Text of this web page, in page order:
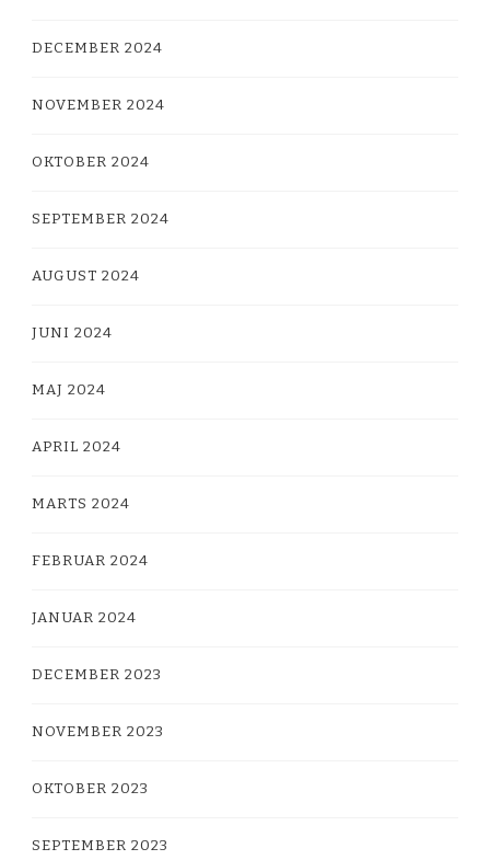
DECEMBER 2024
NOVEMBER 2024
OKTOBER 2024
SEPTEMBER 2024
AUGUST 2024
JUNI 2024
MAJ 2024
APRIL 2024
MARTS 2024
FEBRUAR 2024
JANUAR 2024
DECEMBER 2023
NOVEMBER 2023
OKTOBER 2023
SEPTEMBER 2023